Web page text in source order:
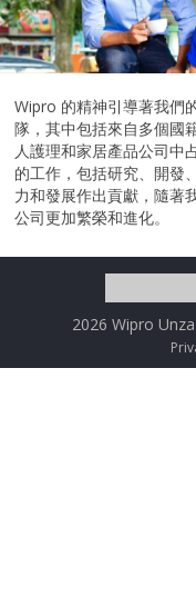
Wipro 的精神引導著我們
隊，其中包括來自多個國
人護理和家居產品公司中
的工作，包括研究、開發
力和發展作出貢獻，隨著
公司更加繁榮和進化。
2026 Wipro